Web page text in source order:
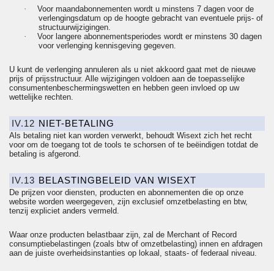
·
Voor maandabonnementen wordt u minstens 7 dagen voor de
verlengingsdatum op de hoogte gebracht van eventuele prijs- of
structuurwijzigingen.
·
Voor langere abonnementsperiodes wordt er minstens 30 dagen
voor verlenging kennisgeving gegeven.
U kunt de verlenging annuleren als u niet akkoord gaat met de nieuwe
prijs of prijsstructuur. Alle wijzigingen voldoen aan de toepasselijke
consumentenbeschermingswetten en hebben geen invloed op uw
wettelijke rechten.
IV.12 NIET-BETALING
Als betaling niet kan worden verwerkt, behoudt Wisext zich het recht
voor om de toegang tot de tools te schorsen of te beëindigen totdat de
betaling is afgerond.
IV.13 BELASTINGBELEID VAN WISEXT
De prijzen voor diensten, producten en abonnementen die op onze
website worden weergegeven, zijn exclusief omzetbelasting en btw,
tenzij expliciet anders vermeld.
Waar onze producten belastbaar zijn, zal de Merchant of Record
consumptiebelastingen (zoals btw of omzetbelasting) innen en afdragen
aan de juiste overheidsinstanties op lokaal, staats- of federaal niveau.